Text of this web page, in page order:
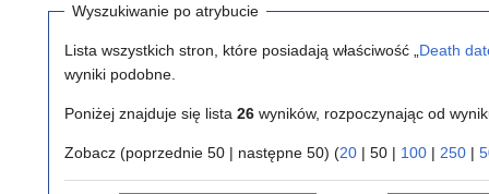
Wyszukiwanie po atrybucie
Lista wszystkich stron, które posiadają właściwość „ Death
wyniki podobne.
Poniżej znajduje się lista 26 wyników, rozpoczynając od
Zobacz (poprzednie 50 | następne 50) (20 | 50 | 100 | 250 |